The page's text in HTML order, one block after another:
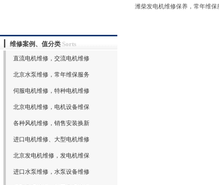
维修案例、值分类 Sorts
直流电机维修，交流电机维修
北京水泵维修，常年维保服务
伺服电机维修，特种电机维修
北京电机维修，电机设备维保
各种风机维修，销售安装换新
进口电机维修、大型电机维修
北京发电机维修，发电机维保
进口水泵维修，水泵设备维修
业机电技术有限公司承接全国机电设备
维修服务，签订常年维保合同，专业从
事：水泵维修，电机维修，风机维修，
空泵维修保养，维修罗茨鼓风机，维修
潍柴发电机维修保养，常年维